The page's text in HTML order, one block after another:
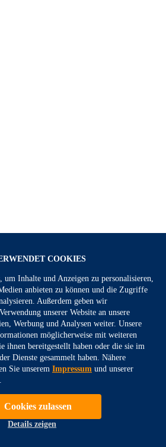
COOKIES
um Inhalte und Anzeigen zu personalisieren,
anbieten zu können und die Zugriffe
Außerdem geben wir
unserer Website an unsere
Werbung und Analysen weiter. Unsere
möglicherweise mit weiteren
ihnen bereitgestellt haben oder die sie im
Dienste gesammelt haben. Nähere
Sie unserem Impressum und unserer
.
Cookies zulassen
Details zeigen